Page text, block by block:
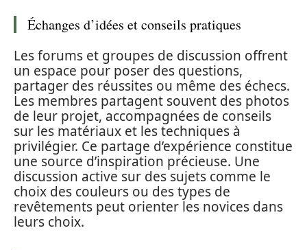
Échanges d’idées et conseils pratiques
Les forums et groupes de discussion offrent
un espace pour poser des questions,
partager des réussites ou même des échecs.
Les membres partagent souvent des photos
de leur projet, accompagnées de conseils
sur les matériaux et les techniques à
privilégier. Ce partage d’expérience constitue
une source d’inspiration précieuse. Une
discussion active sur des sujets comme le
choix des couleurs ou des types de
revêtements peut orienter les novices dans
leurs choix.